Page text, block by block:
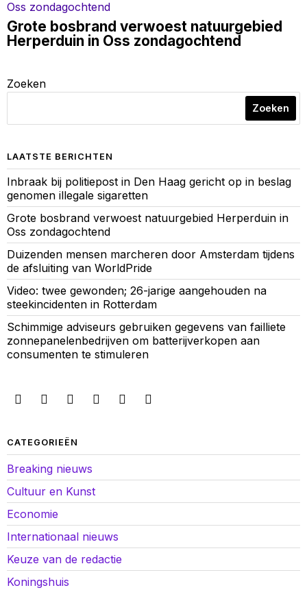
Grote bosbrand verwoest natuurgebied
Herperduin in Oss zondagochtend
Zoeken
Zoeken
LAATSTE BERICHTEN
Inbraak bij politiepost in Den Haag gericht op in beslag
genomen illegale sigaretten
Grote bosbrand verwoest natuurgebied Herperduin in
Oss zondagochtend
Duizenden mensen marcheren door Amsterdam tijdens
de afsluiting van WorldPride
Video: twee gewonden; 26-jarige aangehouden na
steekincidenten in Rotterdam
Schimmige adviseurs gebruiken gegevens van failliete
zonnepanelenbedrijven om batterijverkopen aan
consumenten te stimuleren
CATEGORIEËN
Breaking nieuws
Cultuur en Kunst
Economie
Internationaal nieuws
Keuze van de redactie
Koningshuis